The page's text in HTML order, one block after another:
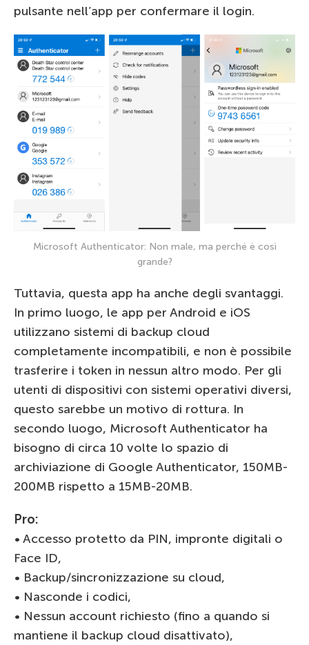
pulsante nell’app per confermare il login.
Microsoft Authenticator: Non male, ma perché è così
grande?
Tuttavia, questa app ha anche degli svantaggi.
In primo luogo, le app per Android e iOS
utilizzano sistemi di backup cloud
completamente incompatibili, e non è possibile
trasferire i token in nessun altro modo. Per gli
utenti di dispositivi con sistemi operativi diversi,
questo sarebbe un motivo di rottura. In
secondo luogo, Microsoft Authenticator ha
bisogno di circa 10 volte lo spazio di
archiviazione di Google Authenticator, 150MB-
200MB rispetto a 15MB-20MB.
Pro:
• Accesso protetto da PIN, impronte digitali o
Face ID,
• Backup/sincronizzazione su cloud,
• Nasconde i codici,
• Nessun account richiesto (fino a quando si
mantiene il backup cloud disattivato),